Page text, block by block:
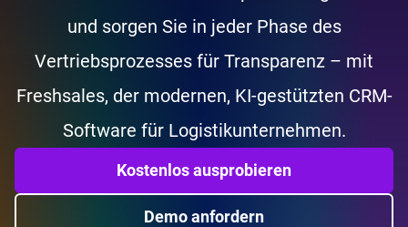
und sorgen Sie in jeder Phase des
Vertriebsprozesses für Transparenz – mit
Freshsales, der modernen, KI-gestützten CRM-
Software für Logistikunternehmen.
Kostenlos ausprobieren
Demo anfordern